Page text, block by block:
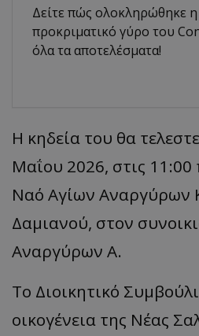
Δείτε πώς ολοκληρώθηκε
προκριματικό γύρο του
όλα τα αποτελέσματα!
Η κηδεία του θα
Μαΐου 2026, στις 11:00
Ναό Αγίων Αναργύρων
Δαμιανού, στον
Αναργύρων Α.
Το Διοικητικό
οικογένεια της Νέας